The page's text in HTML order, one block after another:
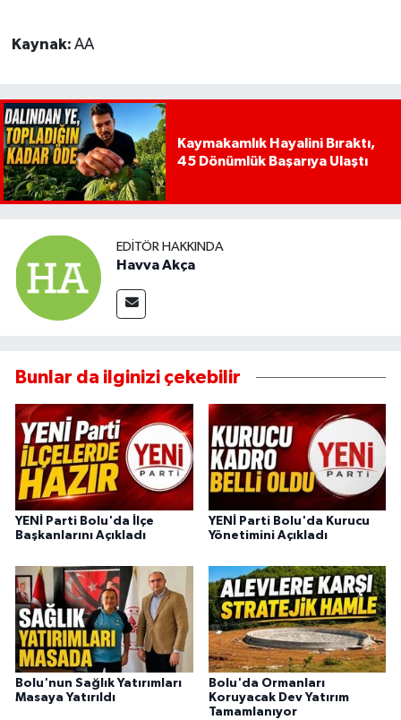
Kaynak: AA
Kaymakamlık Hayalini Bıraktı,
45 Dönümlük Başarıya Ulaştı
EDITÖR HAKKINDA
Havva Akça
Bunlar da ilginizi çekebilir
YENİ Parti Bolu'da İlçe
Başkanlarını Açıkladı
YENİ Parti Bolu'da Kurucu
Yönetimini Açıkladı
Bolu'nun Sağlık Yatırımları
Masaya Yatırıldı
Bolu'da Ormanları
Koruyacak Dev Yatırım
Tamamlanıyor